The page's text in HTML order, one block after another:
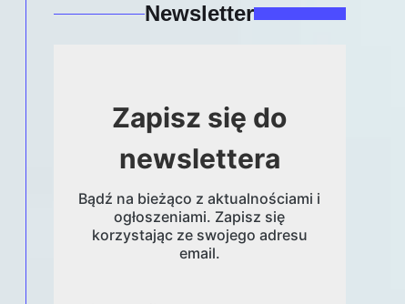
Newsletter
Zapisz się do
newslettera
Bądź na bieżąco z aktualnościami i
ogłoszeniami. Zapisz się
korzystając ze swojego adresu
email.